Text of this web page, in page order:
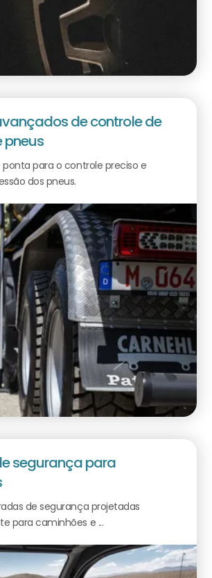
de controle de
pneus
ponta para o controle preciso e
dos pneus.
segurança para
de segurança projetadas
para caminhões e ...